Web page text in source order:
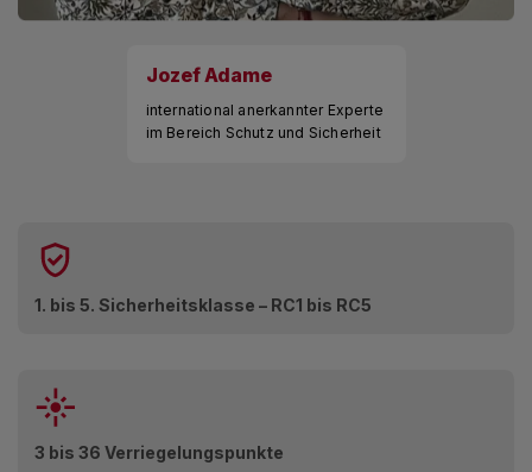
Jozef Adame
international anerkannter Experte
im Bereich Schutz und Sicherheit
1. bis 5. Sicherheitsklasse – RC1 bis RC5
3 bis 36 Verriegelungspunkte